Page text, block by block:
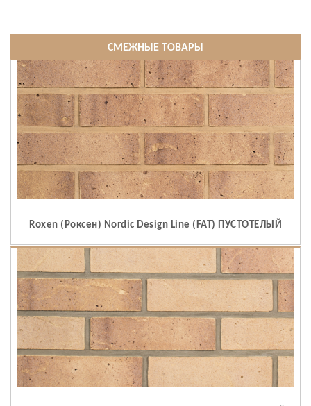
СМЕЖНЫЕ ТОВАРЫ
Roxen (Роксен) Nordic Design Line (FAT) ПУСТОТЕЛЫЙ